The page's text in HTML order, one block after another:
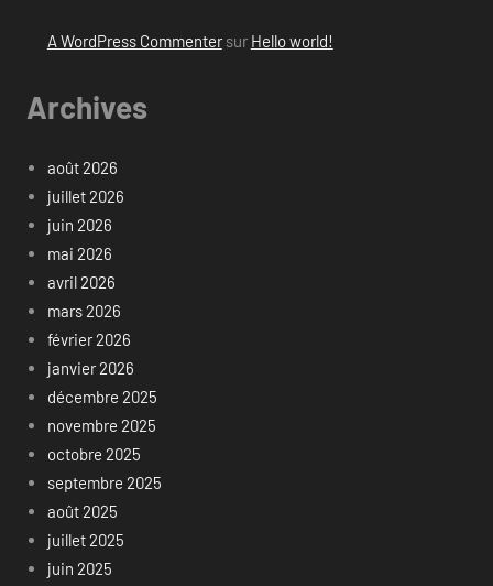
A WordPress Commentersur Hello world!
Archives
août 2026
juillet 2026
juin 2026
mai 2026
avril 2026
mars 2026
février 2026
janvier 2026
décembre 2025
novembre 2025
octobre 2025
septembre 2025
août 2025
juillet 2025
juin 2025